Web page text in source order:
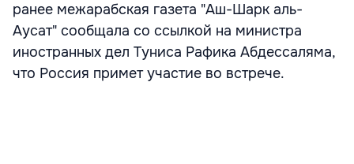
ранее межарабская газета "Аш-Шарк аль-
Аусат" сообщала со ссылкой на министра
иностранных дел Туниса Рафика Абдессаляма,
что Россия примет участие во встрече.